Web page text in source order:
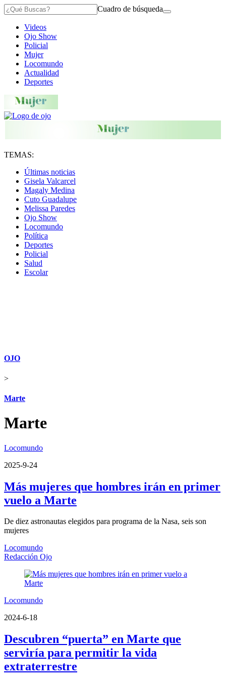
Cuadro de búsqueda
Videos
Ojo Show
Policial
Mujer
Locomundo
Actualidad
Deportes
TEMAS:
Últimas noticias
Gisela Valcarcel
Magaly Medina
Cuto Guadalupe
Melissa Paredes
Ojo Show
Locomundo
Política
Deportes
Policial
Salud
Escolar
OJO
>
Marte
Marte
Locomundo
2025-9-24
Más mujeres que hombres irán en primer
vuelo a Marte
De diez astronautas elegidos para programa de la Nasa, seis son
mujeres
Locomundo
Redacción Ojo
Locomundo
2024-6-18
Descubren “puerta” en Marte que
serviría para permitir la vida
extraterrestre